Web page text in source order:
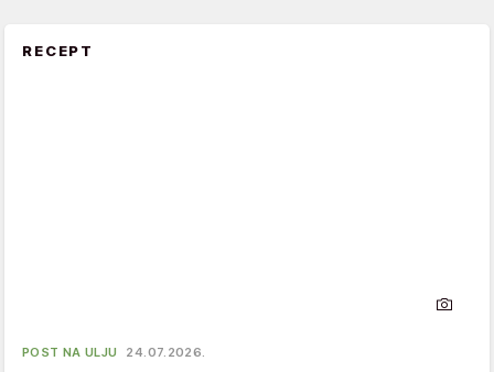
RECEPT
POST NA ULJU 24.07.2026.